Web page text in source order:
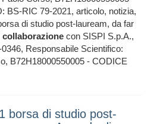
BS-RIC 79-2021, articolo, notizia,
di studio post-lauream, da far
collaborazione con SISPI S.p.A.,
Responsabile Scientifico:
B72H18000550005 - CODICE
borsa di studio post-